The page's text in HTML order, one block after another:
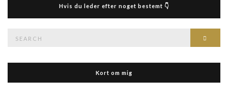
Hvis du leder efter noget bestemt 👇
Kort om mig